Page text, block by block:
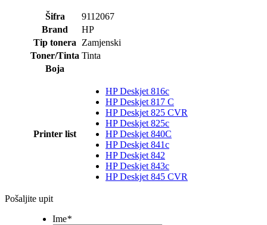
Šifra
9112067
Brand
HP
Tip tonera
Zamjenski
Toner/Tinta Tinta
Boja
Printer list
HP Deskjet 816c
HP Deskjet 817 C
HP Deskjet 825 CVR
HP Deskjet 825c
HP Deskjet 840C
HP Deskjet 841c
HP Deskjet 842
HP Deskjet 843c
HP Deskjet 845 CVR
Pošaljite upit
Ime*